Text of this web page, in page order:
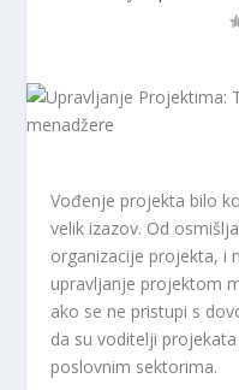
Vođenje projekta bilo
velik izazov. Od
organizacije projekta, i
upravljanje projektom
ako se ne pristupi s
da su voditelji
poslovnim sektorima.